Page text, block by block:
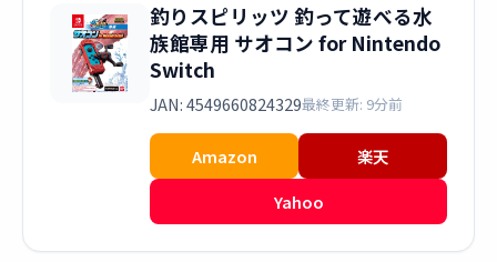
釣りスピリッツ 釣って遊べる水
族館専用 サオコン for Nintendo
Switch
JAN: 4549660824329最終更新: 9分前
Amazon
楽天
Yahoo